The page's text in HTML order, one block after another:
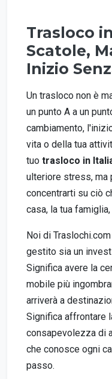
Trasloco
Scatole,
Inizio
Un trasloco non è
un punto A a un
cambiamento,
vita o della tua
tuo trasloco in
ulteriore stress,
concentrarti su ciò
casa, la tua
Noi di
gestito sia un
Significa avere la
mobile più
arriverà a
Significa affrontare
consapevolezza di
che conosce ogni
passo.